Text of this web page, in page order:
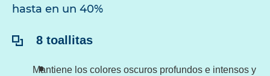
hasta en un 40%
Contenido:
8 toallitas
Mantiene los colores oscuros profundos e intensos y